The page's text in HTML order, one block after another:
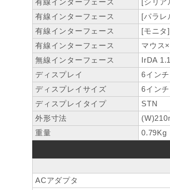
有線インターフェース
[シリア
有線インターフェース
[パラレ
有線インターフェース
[モニタ
有線インターフェース
マウス
無線インターフェース
IrDA
ディスプレイ
6イン
ディスプレイサイズ
6インチ
ディスプレイタイプ
STN
外形寸法
重量
0.79Kg
ACアダプタ